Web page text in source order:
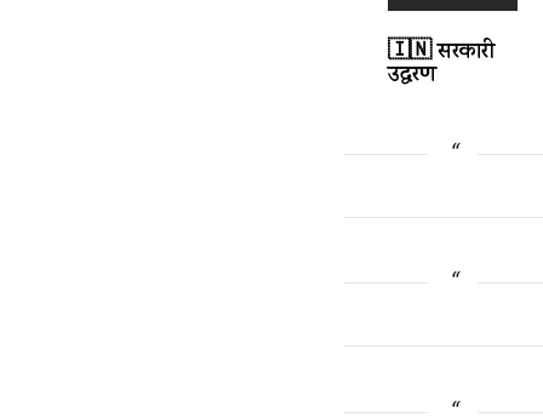
🇮🇳 सरकारी
उद्धरण